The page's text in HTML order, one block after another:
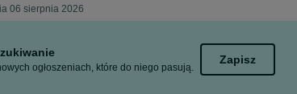
06 sierpnia 2026
ogłoszeniach, które do niego pasują.
Zapisz